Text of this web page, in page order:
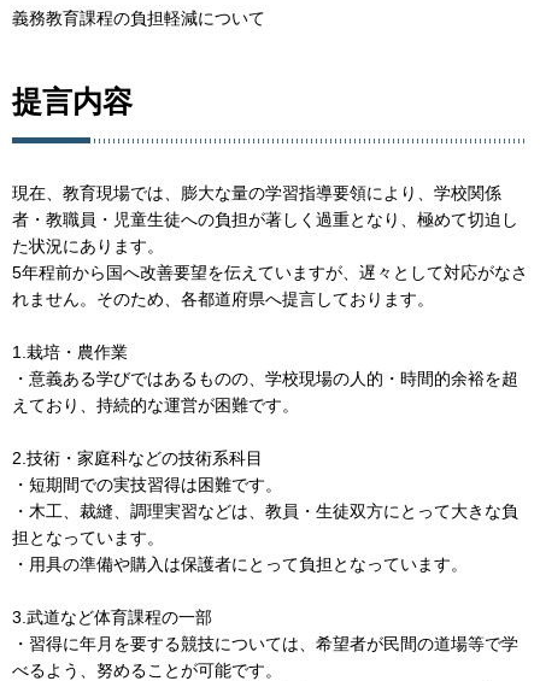
義務教育課程の負担軽減について
提言内容
現在、教育現場では、膨大な量の学習指導要領により、学校関係
者・教職員・児童生徒への負担が著しく過重となり、極めて切迫し
た状況にあります。
5年程前から国へ改善要望を伝えていますが、遅々として対応がなさ
れません。そのため、各都道府県へ提言しております。
1.栽培・農作業
・意義ある学びではあるものの、学校現場の人的・時間的余裕を超
えており、持続的な運営が困難です。
2.技術・家庭科などの技術系科目
・短期間での実技習得は困難です。
・木工、裁縫、調理実習などは、教員・生徒双方にとって大きな負
担となっています。
・用具の準備や購入は保護者にとって負担となっています。
3.武道など体育課程の一部
・習得に年月を要する競技については、希望者が民間の道場等で学
べるよう、努めることが可能です。